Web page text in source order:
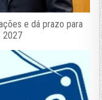
e dá prazo para
2027